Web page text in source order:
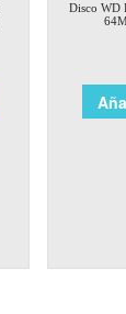
Disco WD